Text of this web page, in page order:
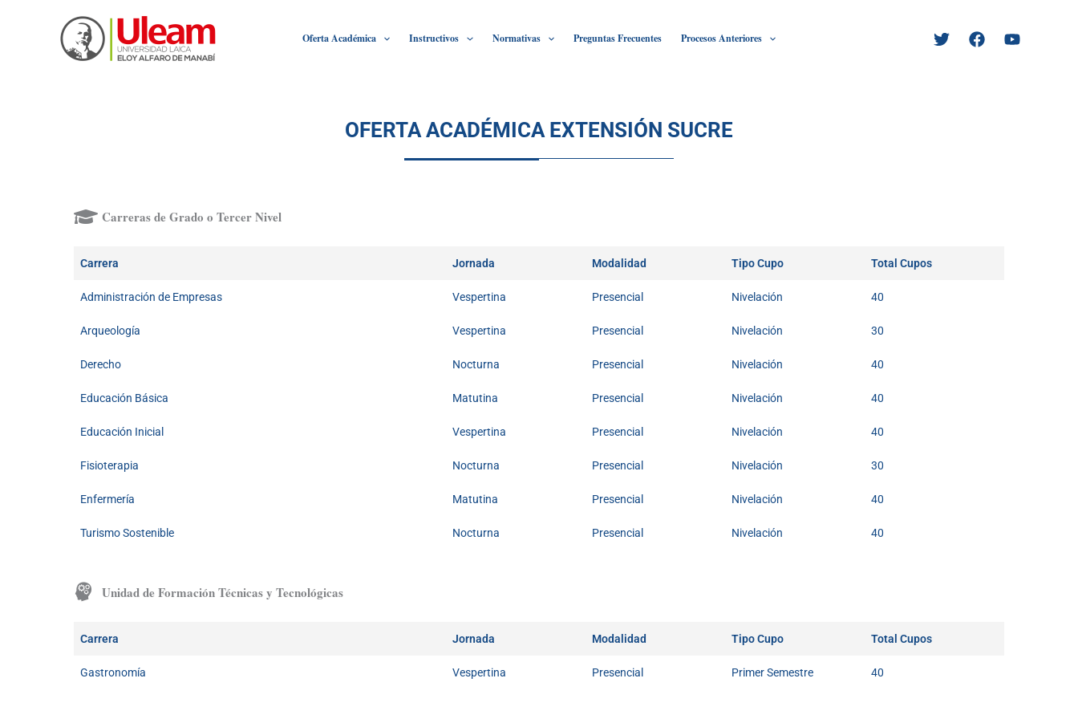
Oferta Académica Instructivos Normativas Preguntas Frecuentes Procesos Anteriores
OFERTA ACADÉMICA EXTENSIÓN SUCRE
Carreras de Grado o Tercer Nivel
Carrera Jornada Modalidad Tipo Cupo Total Cupos
Administración de Empresas Vespertina Presencial Nivelación 40
Arqueología Vespertina Presencial Nivelación 30
Derecho Nocturna Presencial Nivelación 40
Educación Básica Matutina Presencial Nivelación 40
Educación Inicial Vespertina Presencial Nivelación 40
Fisioterapia Nocturna Presencial Nivelación 30
Enfermería Matutina Presencial Nivelación 40
Turismo Sostenible Nocturna Presencial Nivelación 40
Unidad de Formación Técnicas y Tecnológicas
Carrera Jornada Modalidad Tipo Cupo Total Cupos
Gastronomía Vespertina Presencial Primer Semestre 40